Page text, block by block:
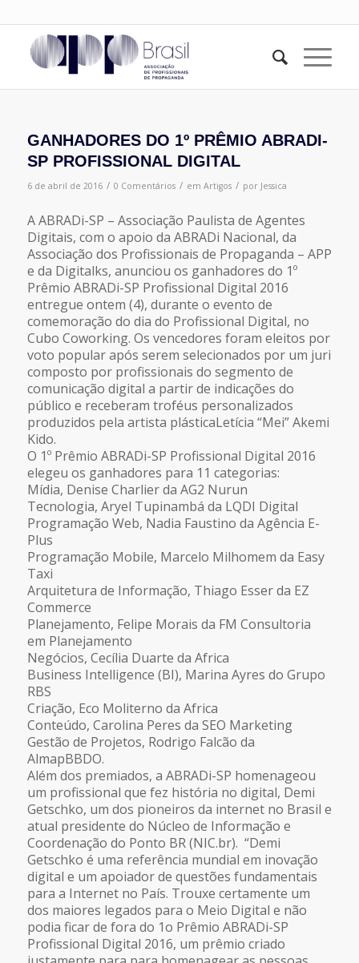
GANHADORES DO 1º PRÊMIO ABRADI-
SP PROFISSIONAL DIGITAL
6 de abril de 2016 / 0 Comentários / em Artigos / por Jessica
A ABRADi-SP – Associação Paulista de Agentes
Digitais, com o apoio da ABRADi Nacional, da
Associação dos Profissionais de Propaganda – APP
e da Digitalks, anunciou os ganhadores do 1º
Prêmio ABRADi-SP Profissional Digital 2016
entregue ontem (4), durante o evento de
comemoração do dia do Profissional Digital, no
Cubo Coworking. Os vencedores foram eleitos por
voto popular após serem selecionados por um juri
composto por profissionais do segmento de
comunicação digital a partir de indicações do
público e receberam troféus personalizados
produzidos pela artista plásticaLetícia “Mei” Akemi
Kido.
O 1º Prêmio ABRADi-SP Profissional Digital 2016
elegeu os ganhadores para 11 categorias:
Mídia, Denise Charlier da AG2 Nurun
Tecnologia, Aryel Tupinambá da LQDI Digital
Programação Web, Nadia Faustino da Agência E-
Plus
Programação Mobile, Marcelo Milhomem da Easy
Taxi
Arquitetura de Informação, Thiago Esser da EZ
Commerce
Planejamento, Felipe Morais da FM Consultoria
em Planejamento
Negócios, Cecília Duarte da Africa
Business Intelligence (BI), Marina Ayres do Grupo
RBS
Criação, Eco Moliterno da Africa
Conteúdo, Carolina Peres da SEO Marketing
Gestão de Projetos, Rodrigo Falcão da
AlmapBBDO.
Além dos premiados, a ABRADi-SP homenageou
um profissional que fez história no digital, Demi
Getschko, um dos pioneiros da internet no Brasil e
atual presidente do Núcleo de Informação e
Coordenação do Ponto BR (NIC.br). “Demi
Getschko é uma referência mundial em inovação
digital e um apoiador de questões fundamentais
para a Internet no País. Trouxe certamente um
dos maiores legados para o Meio Digital e não
podia ficar de fora do 1o Prêmio ABRADi-SP
Profissional Digital 2016, um prêmio criado